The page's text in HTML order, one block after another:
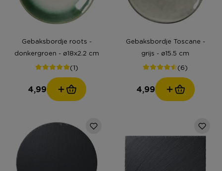
Gebaksbordje roots -
donkergroen - ø18x2.2 cm
(1)
4,99
Gebaksbordje Toscane -
grijs - ø15.5 cm
(6)
4,99